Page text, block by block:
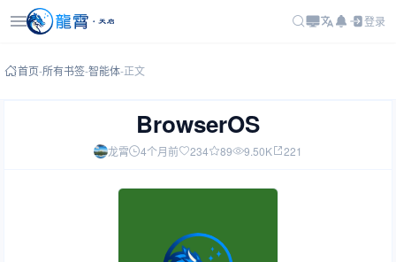
登录
首页-所有书签-智能体-正文
BrowserOS
龙霄 4个月前 234 89 9.50K 221